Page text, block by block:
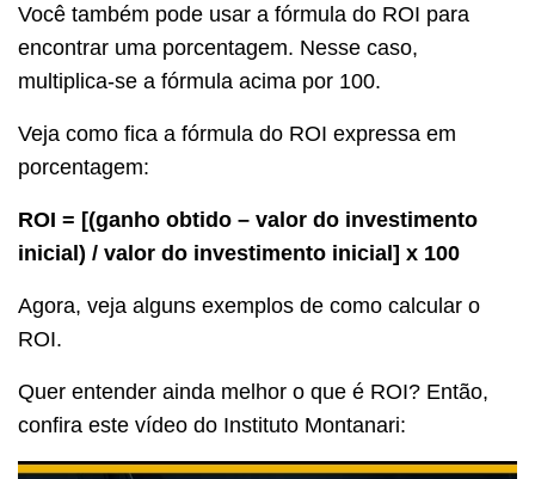
Você também pode usar a fórmula do ROI para
encontrar uma porcentagem. Nesse caso,
multiplica-se a fórmula acima por 100.
Veja como fica a fórmula do ROI expressa em
porcentagem:
ROI = [(ganho obtido – valor do investimento
inicial) / valor do investimento inicial] x 100
Agora, veja alguns exemplos de como calcular o
ROI.
Quer entender ainda melhor o que é ROI? Então,
confira este vídeo do Instituto Montanari: